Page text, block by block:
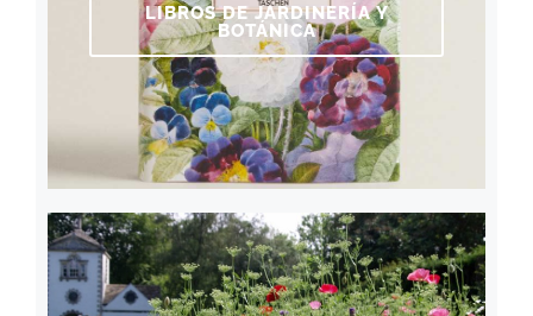
LIBROS DE JARDINERÍA Y
BOTÁNICA